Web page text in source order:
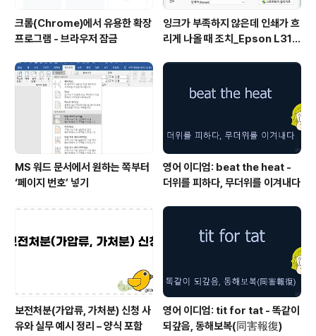
크롬(Chrome)에서 유용한 확장
프로그램 - 브라우저 잠금
잉크가 부족하지 않은데 인쇄가 흐
리게 나올 때 조치_Epson L315
MS 워드 문서에서 원하는 쪽부터
‘페이지 번호’ 넣기
영어 이디엄: beat the heat -
더위를 피하다, 무더위를 이겨내다
보전처분(가압류, 가처분) 신청 사
유와 실무 예시 정리 – 양식 포함
영어 이디엄: tit for tat - 똑같이
되갚음, 동해보복(同害報復)